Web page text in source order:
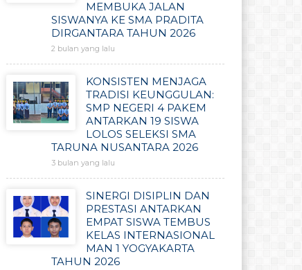
MEMBUKA JALAN
SISWANYA KE SMA PRADITA
DIRGANTARA TAHUN 2026
2 bulan yang lalu
KONSISTEN MENJAGA
TRADISI KEUNGGULAN:
SMP NEGERI 4 PAKEM
ANTARKAN 19 SISWA
LOLOS SELEKSI SMA
TARUNA NUSANTARA 2026
3 bulan yang lalu
SINERGI DISIPLIN DAN
PRESTASI ANTARKAN
EMPAT SISWA TEMBUS
KELAS INTERNASIONAL
MAN 1 YOGYAKARTA
TAHUN 2026